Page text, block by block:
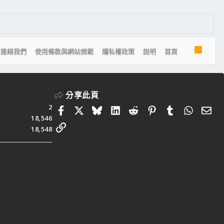
連絡我們 使用條款與網站規範 隱私權政策 說明 首頁
R
S
2
18,546
18,548
分享此頁
FacebookBlueskyLinkedIn
RedditPinterestTumblr 電
連結